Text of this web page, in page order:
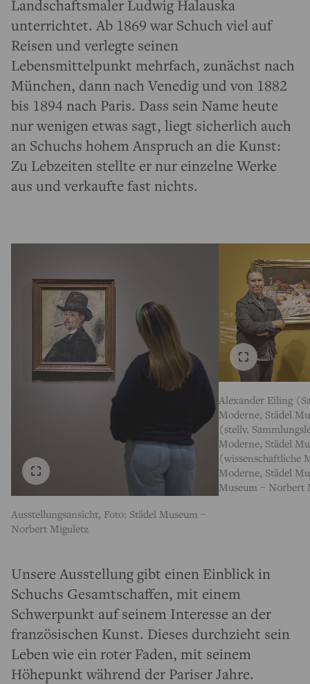
Landschaftsmaler Ludwig Halauska
unterrichtet. Ab 1869 war Schuch viel auf
Reisen und verlegte seinen
Lebensmittelpunkt mehrfach, zunächst nach
München, dann nach Venedig und von 1882
bis 1894 nach Paris. Dass sein Name heute
nur wenigen etwas sagt, liegt sicherlich auch
an Schuchs hohem Anspruch an die Kunst:
Zu Lebzeiten stellte er nur einzelne Werke
aus und verkaufte fast nichts.
Ausstellungsansicht, Foto: Städel Museum –
Norbert Miguletz
Alexander Eiling
Moderne, Städel
(stellv.
Moderne, Städel
(wissenschaftliche
Moderne, Städel
Museum – Norbert
Unsere Ausstellung gibt einen Einblick in
Schuchs Gesamtschaffen, mit einem
Schwerpunkt auf seinem Interesse an der
französischen Kunst. Dieses durchzieht sein
Leben wie ein roter Faden, mit seinem
Höhepunkt während der Pariser Jahre.